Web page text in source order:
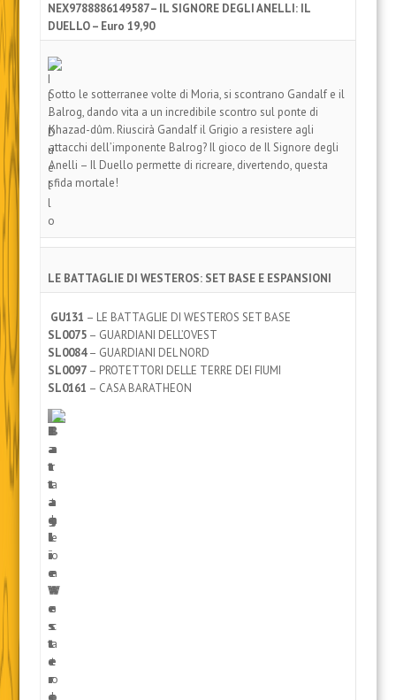
NEX9788886149587 – IL SIGNORE DEGLI ANELLI: IL
DUELLO – Euro 19,90
Sotto le sotterranee volte di Moria, si scontrano Gandalf e il
Balrog, dando vita a un incredibile scontro sul ponte di
Khazad-dûm. Riuscirà Gandalf il Grigio a resistere agli
attacchi dell’imponente Balrog? Il gioco de Il Signore degli
Anelli – Il Duello permette di ricreare, divertendo, questa
sfida mortale!
LE BATTAGLIE DI WESTEROS: SET BASE E ESPANSIONI
GU131 – LE BATTAGLIE DI WESTEROS SET BASE
SL0075– GUARDIANI DELL’OVEST
SL0084– GUARDIANI DEL NORD
SL0097– PROTETTORI DELLE TERRE DEI FIUMI
SL0161 – CASA BARATHEON